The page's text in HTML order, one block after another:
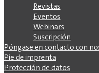
Revistas
Eventos
Webinars
Suscripción
Póngase en contacto con
Pie de imprenta
Protección de datos